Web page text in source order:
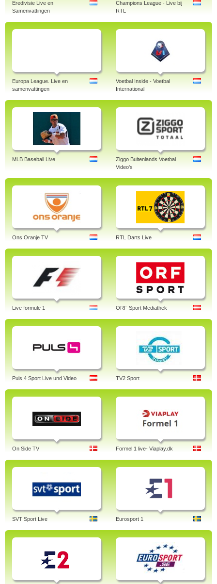
Eredivisie Live en
Samenvattingen
Champions League - Live bij
RTL
Europa League. Live en
samenvattingen
Voetbal Inside - Voetbal
International
MLB Baseball Live
Ziggo Buitenlands Voetbal
Video's
Ons Oranje TV RTL Darts Live
Live formule 1 ORF Sport Mediathek
Puls 4 Sport Live und Video TV2 Sport
On Side TV Formel 1 live- Viaplay.dk
SVT Sport Live Eurosport 1